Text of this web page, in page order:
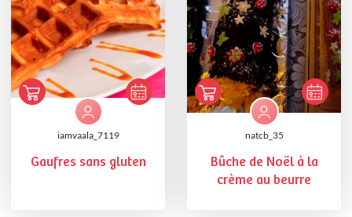
iamvaala_7119
Gaufres sans gluten
natcb_35
Bûche de Noël à la
crème au beurre